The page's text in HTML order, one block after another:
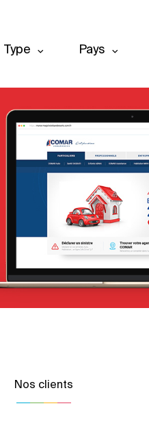
Type Pays
Nos clients